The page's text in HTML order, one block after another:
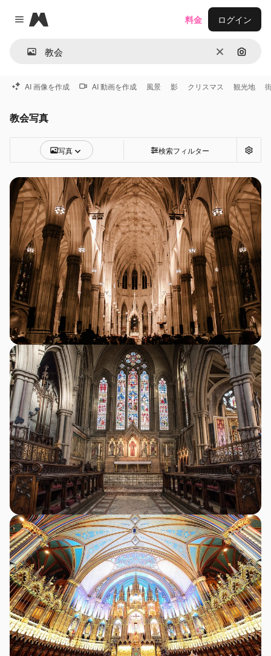
Close menu
Magnific
消去 画像で
料金 ログイン
AI 画像を作成 AI 動画を作成 風景 影 クリスマス 観光地
教会写真
写真 検索フィルター